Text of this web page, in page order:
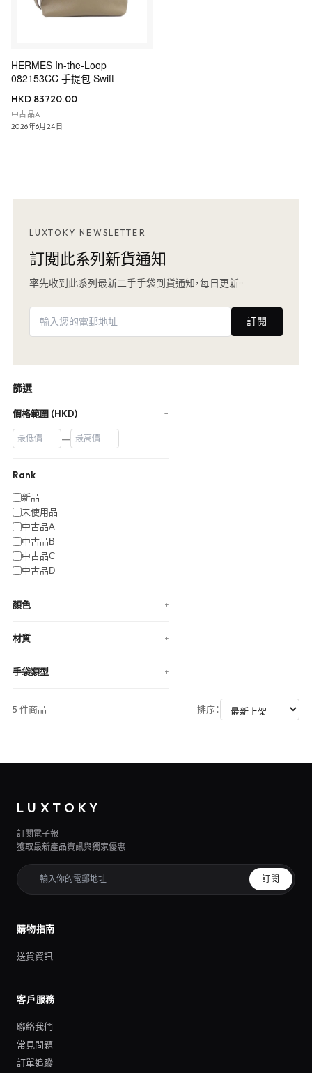
HERMES In-the-Loop
082153CC 手提包 Swift
HKD 83720.00
中古品A
2026年6月24日
LUXTOKY NEWSLETTER
訂閱此系列新貨通知
率先收到此系列最新二手手袋到貨通知，每日更新。
訂閱
篩選
價格範圍 (HKD) −
—
Rank −
新品
未使用品
中古品A
中古品B
中古品C
中古品D
顏色 +
材質 +
手袋類型 +
5 件商品 排序：
LUXTOKY
訂閱電子報
獲取最新產品資訊與獨家優惠
訂閱
購物指南
送貨資訊
客戶服務
聯絡我們
常見問題
訂單追蹤